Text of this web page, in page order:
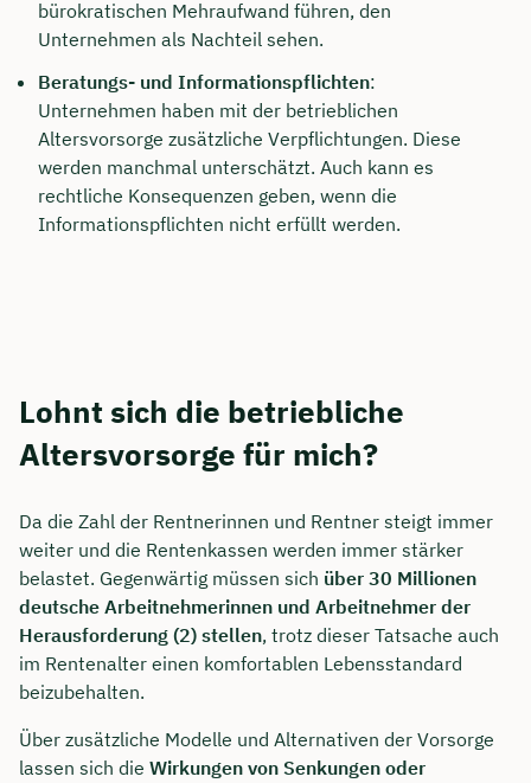
bürokratischen Mehraufwand führen, den
Unternehmen als Nachteil sehen.
Beratungs- und Informationspflichten:
Unternehmen haben mit der betrieblichen
Altersvorsorge zusätzliche Verpflichtungen. Diese
werden manchmal unterschätzt. Auch kann es
rechtliche Konsequenzen geben, wenn die
Informationspflichten nicht erfüllt werden.
Lohnt sich die betriebliche
Altersvorsorge für mich?
Da die Zahl der Rentnerinnen und Rentner steigt immer
weiter und die Rentenkassen werden immer stärker
belastet. Gegenwärtig müssen sich über 30 Millionen
deutsche Arbeitnehmerinnen und Arbeitnehmer der
Herausforderung (2) stellen, trotz dieser Tatsache auch
im Rentenalter einen komfortablen Lebensstandard
beizubehalten.
Über zusätzliche Modelle und Alternativen der Vorsorge
lassen sich die Wirkungen von Senkungen oder